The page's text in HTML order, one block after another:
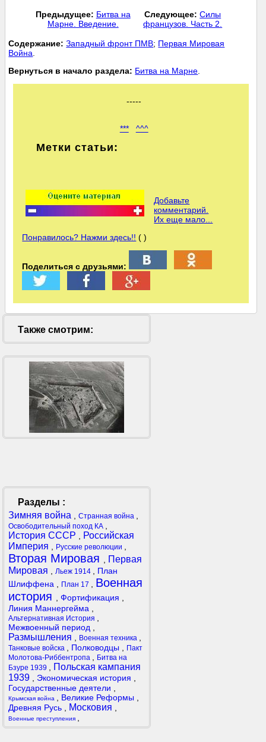
Предыдущее: Битва на
Марне. Введение.
Следующее: Силы
французов. Часть 2.
Cодержание: Западный фронт ПМВ; Первая Мировая
Война
Вернуться в начало раздела: Битва на Марне
-----
*** ^^^
Метки статьи:
Добавьте
комментарий.
Их еще мало...
Понравилось? Нажми здесь!! ( )
Поделиться с друзьями:
Также смотрим:
Разделы :
Зимняя война
Странная война
Освободительный поход КА
История СССР
Российская
Империя
Русские революции
Вторая Мировая
Первая
Мировая
Льеж 1914
План
Шлиффена
План 17
Военная
история
Фортификация
Линия Маннергейма
Альтернативная История
Межвоенный период
Размышления Военная техника
Танковые войска Полководцы
Пакт
Молотова-Риббентропа
Битва на
Бзуре 1939
Польская кампания
1939
Экономическая история
Государственные деятели
Крымская война Великие Реформы
Древняя Русь
Московия
Военные преступления